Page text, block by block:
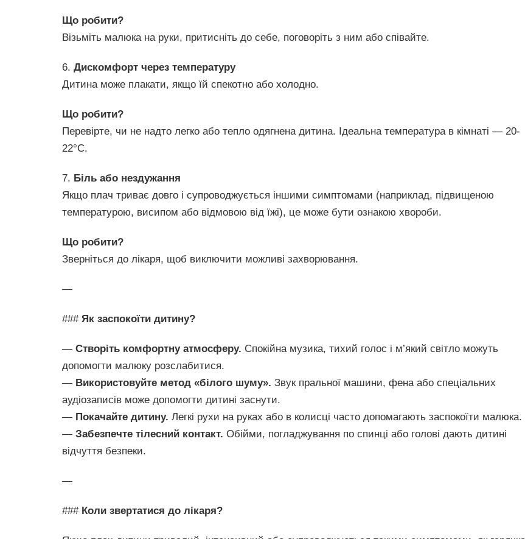
Що робити?
Візьміть малюка на руки, притисніть до себе, поговоріть з ним або співайте.
6. Дискомфорт через температуру
Дитина може плакати, якщо їй спекотно або холодно.
Що робити?
Перевірте, чи не надто легко або тепло одягнена дитина. Ідеальна температура в кімнаті — 20-
22°C.
7. Біль або нездужання
Якщо плач триває довго і супроводжується іншими симптомами (наприклад, підвищеною
температурою, висипом або відмовою від їжі), це може бути ознакою хвороби.
Що робити?
Зверніться до лікаря, щоб виключити можливі захворювання.
—
### Як заспокоїти дитину?
— Створіть комфортну атмосферу. Спокійна музика, тихий голос і м’який світло можуть
допомогти малюку розслабитися.
— Використовуйте метод «білого шуму». Звук пральної машини, фена або спеціальних
аудіозаписів може допомогти дитині заснути.
— Покачайте дитину. Легкі рухи на руках або в колисці часто допомагають заспокоїти малюка.
— Забезпечте тілесний контакт. Обійми, погладжування по спинці або голові дають дитині
відчуття безпеки.
—
### Коли звертатися до лікаря?